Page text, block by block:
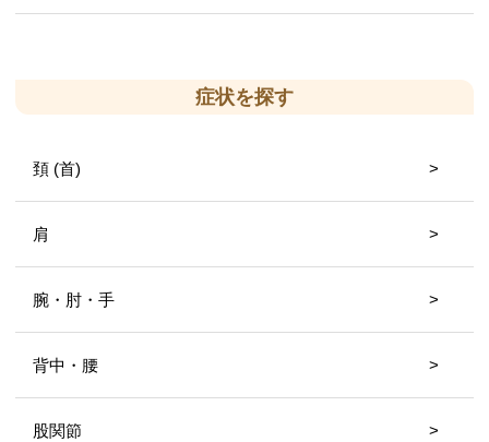
症状を探す
頚 (首)
肩
腕・肘・手
背中・腰
股関節